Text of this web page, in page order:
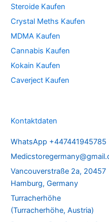
Steroide Kaufen
Crystal Meths Kaufen
MDMA Kaufen
Cannabis Kaufen
Kokain Kaufen
Caverject Kaufen
Kontaktdaten
WhatsApp +447441945785
Vancouverstraße 2a, 20457
Hamburg, Germany
Turracherhöhe
(Turracherhöhe, Austria)